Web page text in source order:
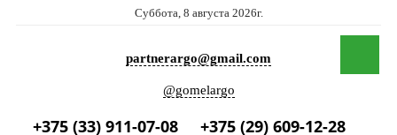
Суббота, 8 августа 2026г.
partnerargo@gmail.com
@gomelargo
+375 (33) 911-07-08 +375 (29) 609-12-28